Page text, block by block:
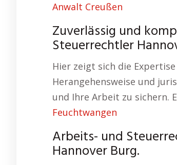
Anwalt Creußen
Zuverlässig und
Steuerrechtler
Hier zeigt sich die
Herangehensweise und
und Ihre Arbeit zu sichern.
Feuchtwangen
Arbeits- und
Hannover Burg.